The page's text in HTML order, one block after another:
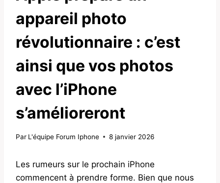
appareil photo
révolutionnaire : c’est
ainsi que vos photos
avec l’iPhone
s’amélioreront
Par L'équipe Forum Iphone 8 janvier 2026
Les rumeurs sur le prochain iPhone
commencent à prendre forme. Bien que nous